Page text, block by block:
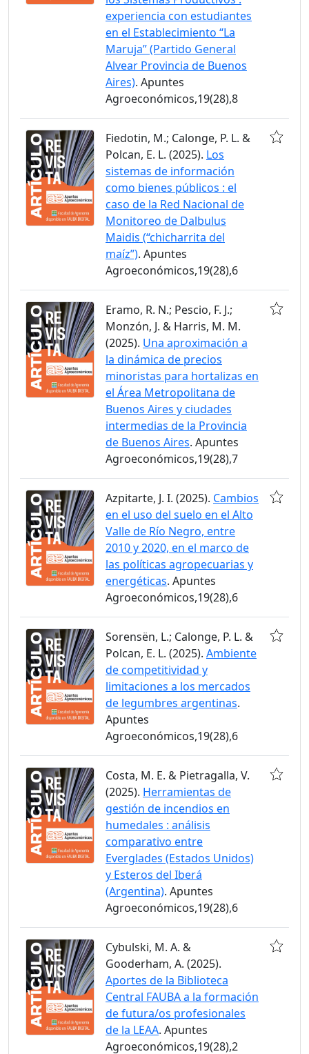
experiencia con estudiantes
en el Establecimiento “La
Maruja” (Partido General
Alvear Provincia de Buenos
Aires). Apuntes
Agroeconómicos,19(28),8
Fiedotin, M.; Calonge, P. L. &
Polcan, E. L. (2025). Los
sistemas de información
como bienes públicos : el
caso de la Red Nacional de
Monitoreo de Dalbulus
Maidis (“chicharrita del
maíz”). Apuntes
Agroeconómicos,19(28),6
Eramo, R. N.; Pescio, F. J.;
Monzón, J. & Harris, M. M.
(2025). Una aproximación a
la dinámica de precios
minoristas para hortalizas en
el Área Metropolitana de
Buenos Aires y ciudades
intermedias de la Provincia
de Buenos Aires. Apuntes
Agroeconómicos,19(28),7
Azpitarte, J. I. (2025). Cambios
en el uso del suelo en el Alto
Valle de Río Negro, entre
2010 y 2020, en el marco de
las políticas agropecuarias y
energéticas. Apuntes
Agroeconómicos,19(28),6
Sorensën, L.; Calonge, P. L. &
Polcan, E. L. (2025). Ambiente
de competitividad y
limitaciones a los mercados
de legumbres argentinas.
Apuntes
Agroeconómicos,19(28),6
Costa, M. E. & Pietragalla, V.
(2025). Herramientas de
gestión de incendios en
humedales : análisis
comparativo entre
Everglades (Estados Unidos)
y Esteros del Iberá
(Argentina). Apuntes
Agroeconómicos,19(28),6
Cybulski, M. A. &
Gooderham, A. (2025).
Aportes de la Biblioteca
Central FAUBA a la formación
de futura/os profesionales
de la LEAA. Apuntes
Agroeconómicos,19(28),2